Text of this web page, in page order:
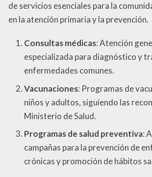
de servicios esenciales para la
en la atención primaria y la prevención.
Consultas médicas: Atención
especializada para diagnóstico y
enfermedades comunes.
Vacunaciones: Programas de
niños y adultos, siguiendo las
Ministerio de Salud.
Programas de salud preventiva:
campañas para la prevención de
crónicas y promoción de hábitos